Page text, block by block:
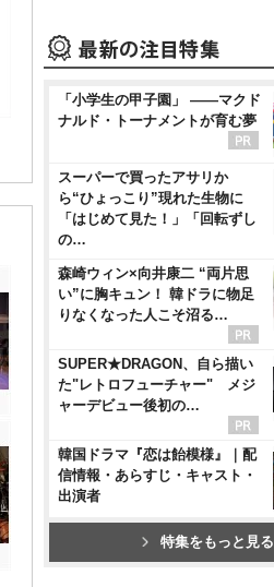
「小学生の甲子園」 ――マクド
ナルド・トーナメントが育む夢
スーパーで買ったアサリか
ら“ひょっこり”現れた生物に
「はじめて見た！」「回転ずし
の…
森崎ウィン×向井康二 “両片思
い”に胸キュン！ 韓ドラに物足
りなくなった人こそ沼る…
SUPER★DRAGON、自ら描い
た"レトロフューチャー" メジ
ャーデビュー後初の…
韓国ドラマ『恋は飴模様』｜配
信情報・あらすじ・キャスト・
出演者
特集をもっと見る